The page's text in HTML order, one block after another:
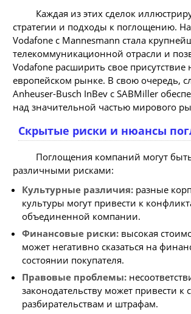
Каждая из этих сделок
стратегии и подходы к поглощению.
Vodafone с Mannesmann стала
телекоммуникационной отрасли и
Vodafone расширить свое присутствие
европейском рынке. В свою очередь,
Anheuser-Busch InBev с SABMiller
над значительной частью мирового
Скрытые риски и нюансы
Поглощения компаний могут
различными рисками:
Культурные различия: разные
культуры могут привести к
объединенной компании.
Финансовые риски: высокая
может негативно сказаться на
состоянии покупателя.
Правовые проблемы:
законодательству может привести к
разбирательствам и штрафам.